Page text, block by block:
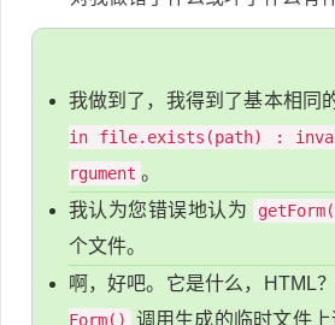
我做到了，我得到了基本相同
in file.exists(path) :
rgument 。
我认为您错误地认为
个文件。
啊，好吧。它是什么，HTML
Form()
调用生成的临时文件上